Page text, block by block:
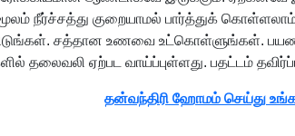
நீர்ச்சத்து குறையாமல் பார்த்துக்
சத்தான உணவை உட்கொள்ளுங்கள்.
தலைவலி ஏற்பட வாய்ப்புள்ளது. பதட்டம்
தன்வந்திரி ஹோமம் செய்து